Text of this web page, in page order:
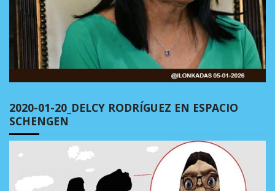
2020-01-20_DELCY RODRÍGUEZ EN ESPACIO
SCHENGEN